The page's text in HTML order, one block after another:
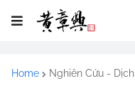
Home Nghiên Cứu -